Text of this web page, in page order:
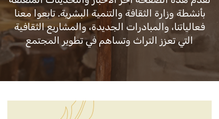
بأنشطة وزارة الثقافة والتنمية البشرية. تابعوا معنا
فعالياتنا، والمبادرات الجديدة، والمشاريع الثقافية
التي تعزز التراث وتساهم في تطوير المجتمع